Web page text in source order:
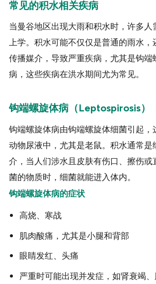
常见的积水相关疾病
当曼谷地区出现大雨和积水时，许多
上学。积水可能不仅仅是普通的雨水，
传播媒介，导致严重疾病，尤其是钩
病，这些疾病在洪水期间尤为常见。
钩端螺旋体病（Leptospirosis）
钩端螺旋体病由钩端螺旋体细菌引起
动物尿液中，尤其是老鼠。积水通常
介，当人们涉水且皮肤有伤口、擦伤或
菌的物质时，细菌就能进入体内。
钩端螺旋体病的症状
高烧、寒战
肌肉酸痛，尤其是小腿和背部
眼睛发红、头痛
严重时可能出现并发症，如肾衰竭